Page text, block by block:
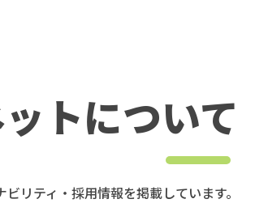
トについて
リティ・採用情報を掲載しています。